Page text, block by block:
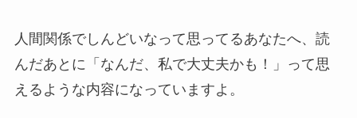
人間関係でしんどいなって思ってるあなたへ、読
んだあとに「なんだ、私で大丈夫かも！」って思
えるような内容になっていますよ。